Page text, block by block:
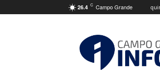
26.4 C Campo Grande